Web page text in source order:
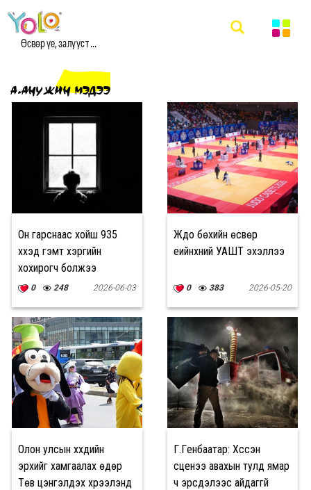
Өсвөр үе, залууст ...
А.АНУЖИН МЭДЭЭ
Он гарснаас хойш 935
хүүхэд гэмт хэргийн
хохирогч болжээ
0 248 2026-06-03
Жүдо бөхийн өсвөр
үеийнхний УАШТ эхэллээ
0 383 2026-05-20
Олон улсын хүүхдийн
эрхийг хамгаалах өдөр
Төв цэнгэлдэх хүрээлэнд
Г.Гүенбаатар: Хүссэн
сценээ авахын тулд ямар
ч эрсдэлээс айдаггүй